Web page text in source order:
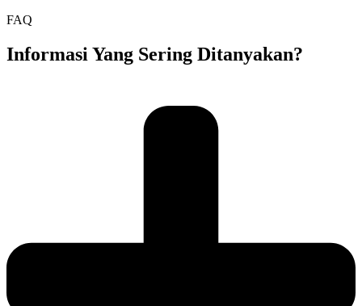
FAQ
Informasi Yang Sering Ditanyakan?